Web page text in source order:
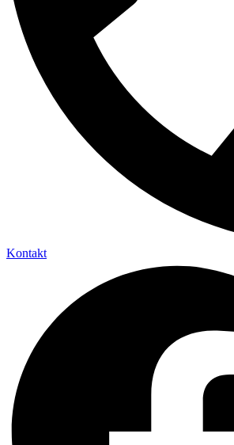
Kontakt